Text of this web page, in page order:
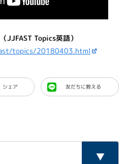
伐採現場
JJFAST Topics英語）
topics/20180403.html
シェア 友だちに教える